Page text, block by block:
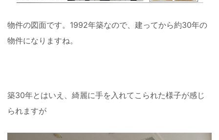
物件の図面です。1992年築なので、建ってから約30年の
物件になりますね。
築30年とはいえ、綺麗に手を入れてこられた様子が感じ
られますが